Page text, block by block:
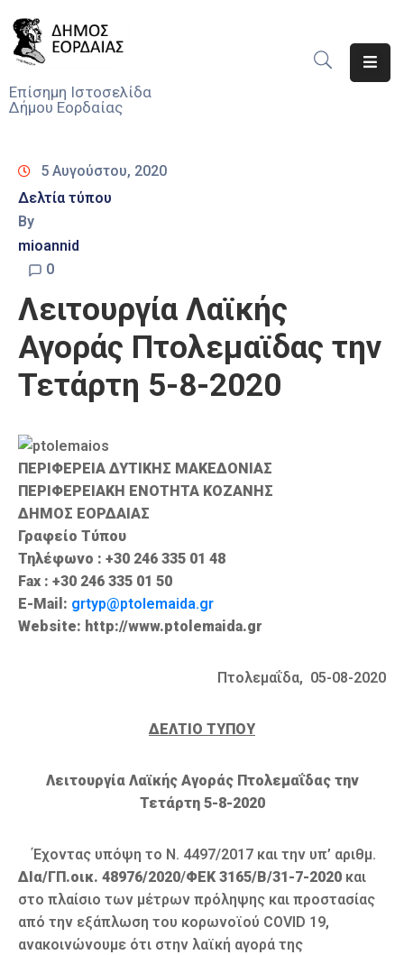
Επίσημη Ιστοσελίδα
Δήμου Εορδαίας
Νέα
Υπηρεσίες
Του
Δήμου
Προσκλήσεις
Αποφάσεις
Τηλέφωνα
5 Αυγούστου, 2020
Δελτία τύπου
By
mioannid
0
Λειτουργία Λαϊκής
Αγοράς Πτολεμαϊδας την
Τετάρτη 5-8-2020
ΠΕΡΙΦΕΡΕΙΑ ΔΥΤΙΚΗΣ ΜΑΚΕΔΟΝΙΑΣ
ΠΕΡΙΦΕΡΕΙΑΚΗ ΕΝΟΤΗΤΑ ΚΟΖΑΝΗΣ
ΔΗΜΟΣ ΕΟΡΔΑΙΑΣ
Γραφείο Τύπου
Τηλέφωνο : +30 246 335 01 48
Fax : +30 246 335 01 50
E-Mail: grtyp@ptolemaida.gr
Website: http://www.ptolemaida.gr
Πτολεμαΐδα, 05-08-2020
ΔΕΛΤΙΟ ΤΥΠΟΥ
Λειτουργία Λαϊκής Αγοράς Πτολεμαΐδας την
Τετάρτη 5-8-2020
Έχοντας υπόψη το Ν. 4497/2017 και την υπ’ αριθμ.
ΔΙα/ΓΠ.οικ. 48976/2020/ΦΕΚ 3165/Β/31-7-2020 και
στο πλαίσιο των μέτρων πρόληψης και προστασίας
από την εξάπλωση του κορωνοϊού COVID 19,
ανακοινώνουμε ότι στην λαϊκή αγορά της